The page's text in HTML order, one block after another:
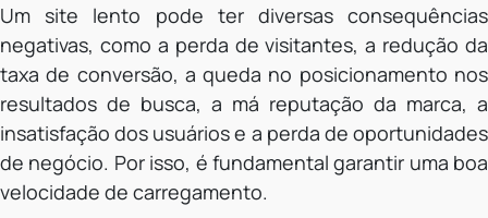
Um site lento pode ter diversas consequências
negativas, como a perda de visitantes, a redução da
taxa de conversão, a queda no posicionamento nos
resultados de busca, a má reputação da marca, a
insatisfação dos usuários e a perda de oportunidades
de negócio. Por isso, é fundamental garantir uma boa
velocidade de carregamento.